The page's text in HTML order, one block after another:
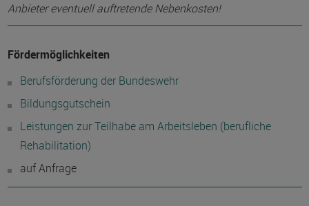
Anbieter eventuell auftretende Nebenkosten!
Fördermöglichkeiten
Berufsförderung der Bundeswehr
Bildungsgutschein
Leistungen zur Teilhabe am Arbeitsleben (berufliche
Rehabilitation)
auf Anfrage